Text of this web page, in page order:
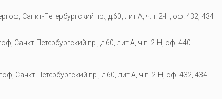
Санкт-Петербургский пр., д.60, лит.А, ч.п. 2-Н, оф. 432, 434
Санкт-Петербургский пр., д.60, лит.А, ч.п. 2-Н, оф. 440
Санкт-Петербургский пр., д.60, лит.А, ч.п. 2-Н, оф. 432, 434